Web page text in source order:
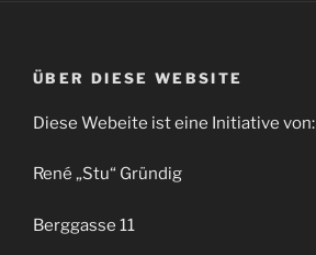
ÜBER DIESE WEBSITE
Diese Webeite ist eine Initiative von:
René „Stu“ Gründig
Berggasse 11